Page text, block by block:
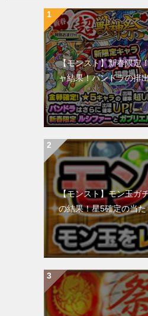
【モンスト】新春限定
ャ結果！パンドラの排
【モンスト】モン玉ガ
の結果！星5確定の当